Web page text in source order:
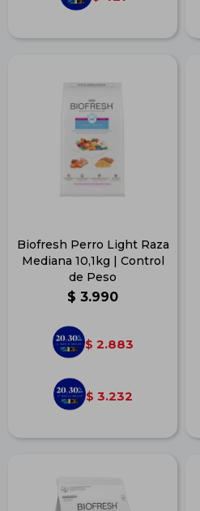
Biofresh Perro Light Raza
Mediana 10,1kg | Control
de Peso
$ 3.990
$ 2.883
$ 3.232